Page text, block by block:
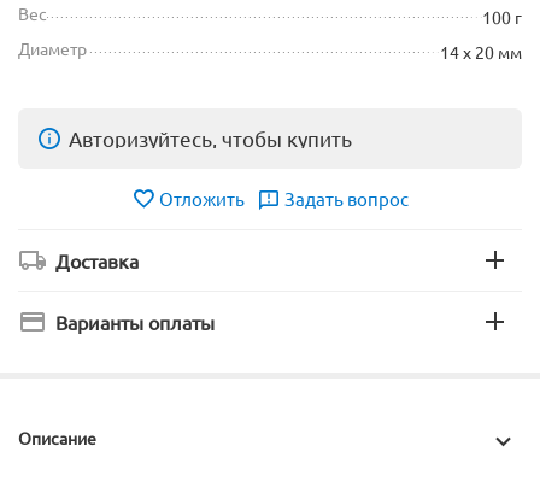
Вес
100 г
Диаметр
14 х 20 мм
Авторизуйтесь, чтобы купить
Отложить Задать вопрос
Доставка
Варианты оплаты
Описание